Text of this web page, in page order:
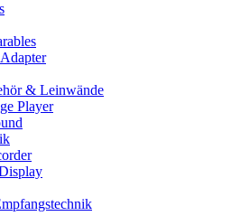
& Leinwände
Player